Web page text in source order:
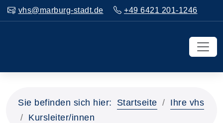
vhs@marburg-stadt.de +49 6421 201-1246
Sie befinden sich hier: Startseite
Ihre vhs
Kursleiter/innen